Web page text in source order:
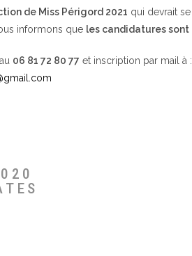
de Miss Périgord 2021 qui devrait
informons que les candidatures
06 81 72 80 77 et inscription par mail à :